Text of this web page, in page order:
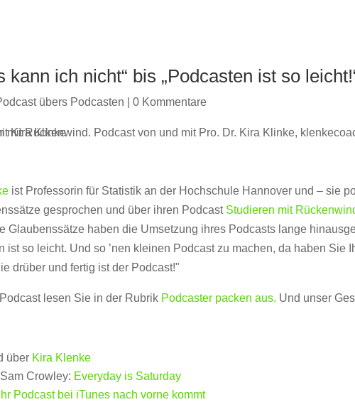
kann ich nicht“ bis „Podcasten ist so
übers Podcasten 0 Kommentare
ist Professorin für Statistik an der Hochschule Hannover und – sie
gesprochen und über ihren Podcast Studieren mit
Glaubenssätze haben die Umsetzung ihres Podcasts lange
ist so leicht. Und so ’nen kleinen Podcast zu machen, da haben Sie
drüber und fertig ist der Podcast!"
lesen Sie in der Rubrik Podcaster packen aus. Und unser
über Kira Klenke
Crowley: Everyday is Saturday
Podcast bei iTunes nach vorne kommt